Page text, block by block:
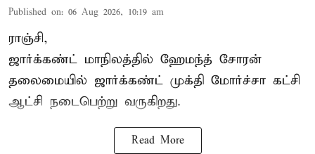
Published on: 06 Aug 2026, 10:19 am
ராஞ்சி,
ஜார்க்கண்ட் மாநிலத்தில் ஹேமந்த் சோரன்
தலைமையில் ஜார்க்கண்ட் முக்தி மோர்ச்சா கட்சி
ஆட்சி நடைபெற்று வருகிறது.
Read More